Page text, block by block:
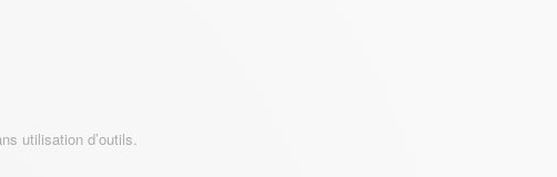
utilisation d’outils.